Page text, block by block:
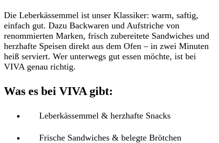
Die Leberkässemmel ist unser Klassiker: warm, saftig,
einfach gut. Dazu Backwaren und Aufstriche von
renommierten Marken, frisch zubereitete Sandwiches und
herzhafte Speisen direkt aus dem Ofen – in zwei Minuten
heiß serviert. Wer unterwegs gut essen möchte, ist bei
VIVA genau richtig.
Was es bei VIVA gibt:
Leberkässemmel & herzhafte Snacks
Frische Sandwiches & belegte Brötchen